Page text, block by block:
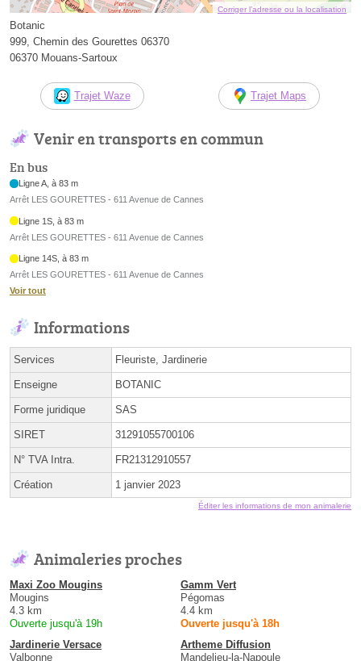
Corriger l’adresse ou la localisation
Botanic
999, Chemin des Gourettes 06370
06370 Mouans-Sartoux
Trajet Waze Trajet Maps
Venir en transports en commun
En bus
Ligne A, à 83 m
Arrêt LES GOURETTES - 611 Avenue de Cannes
Ligne 1S, à 83 m
Arrêt LES GOURETTES - 611 Avenue de Cannes
Ligne 14S, à 83 m
Arrêt LES GOURETTES - 611 Avenue de Cannes
Voir tout
Informations
Services Fleuriste, Jardinerie
Enseigne BOTANIC
Forme juridique SAS
SIRET 31291055700106
N° TVA Intra. FR21312910557
Création 1 janvier 2023
Éditer les informations de mon animalerie
Animaleries proches
Maxi Zoo Mougins
Mougins
4.3 km
Ouverte jusqu'à 19h
Gamm Vert
Pégomas
4.4 km
Ouverte jusqu'à 18h
Jardinerie Versace
Valbonne
Artheme Diffusion
Mandelieu-la-Napoule